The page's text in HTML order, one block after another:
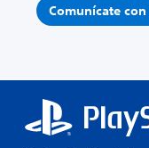
Comunícate